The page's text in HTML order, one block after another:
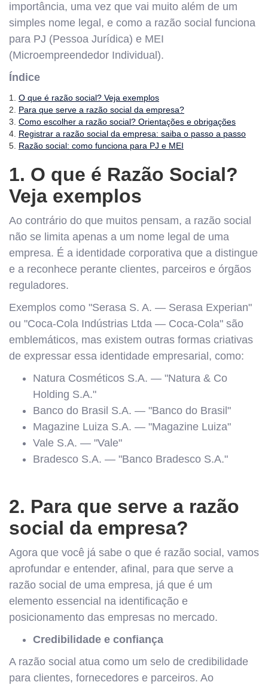
importância, uma vez que vai muito além de um
simples nome legal, e como a razão social funciona
para PJ (Pessoa Jurídica) e MEI
(Microempreendedor Individual).
Índice
1. O que é razão social? Veja exemplos
2. Para que serve a razão social da empresa?
3. Como escolher a razão social? Orientações e obrigações
4. Registrar a razão social da empresa: saiba o passo a passo
5. Razão social: como funciona para PJ e MEI
1. O que é Razão Social?
Veja exemplos
Ao contrário do que muitos pensam, a razão social
não se limita apenas a um nome legal de uma
empresa. É a identidade corporativa que a distingue
e a reconhece perante clientes, parceiros e órgãos
reguladores.
Exemplos como "Serasa S. A. — Serasa Experian"
ou "Coca-Cola Indústrias Ltda — Coca-Cola" são
emblemáticos, mas existem outras formas criativas
de expressar essa identidade empresarial, como:
Natura Cosméticos S.A. — "Natura & Co
Holding S.A."
Banco do Brasil S.A. — "Banco do Brasil"
Magazine Luiza S.A. — "Magazine Luiza"
Vale S.A. — "Vale"
Bradesco S.A. — "Banco Bradesco S.A."
2. Para que serve a razão
social da empresa?
Agora que você já sabe o que é razão social, vamos
aprofundar e entender, afinal, para que serve a
razão social de uma empresa, já que é um
elemento essencial na identificação e
posicionamento das empresas no mercado.
Credibilidade e confiança
A razão social atua como um selo de credibilidade
para clientes, fornecedores e parceiros. Ao